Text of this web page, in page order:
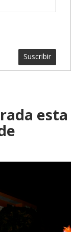
Suscribir
esta